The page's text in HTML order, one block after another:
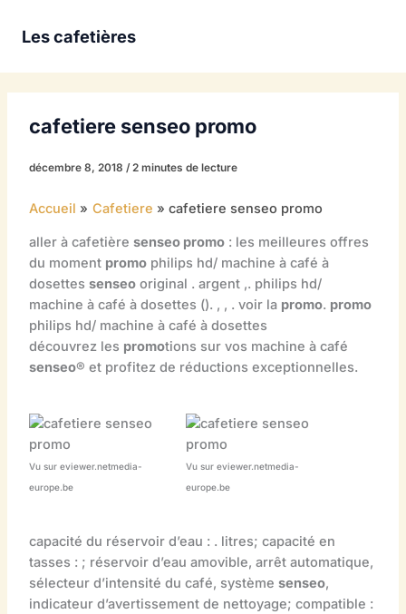
Les cafetières
cafetiere senseo promo
décembre 8, 2018 /2 minutes de lecture
Accueil Cafetiere cafetiere senseo promo
aller à cafetière senseo promo: les meilleures offres
du moment promophilips hd/ machine à café à
dosettes senseooriginal . argent ,. philips hd/
machine à café à dosettes (). , , . voir la promo. promo
philips hd/ machine à café à dosettes
découvrez les promotions sur vos machine à café
senseo® et profitez de réductions exceptionnelles.
Vu sur eviewer.netmedia-
europe.be
Vu sur eviewer.netmedia-
europe.be
capacité du réservoir d’eau : . litres; capacité en
tasses : ; réservoir d’eau amovible, arrêt automatique,
sélecteur d’intensité du café, système senseo,
indicateur d’avertissement de nettoyage; compatible :